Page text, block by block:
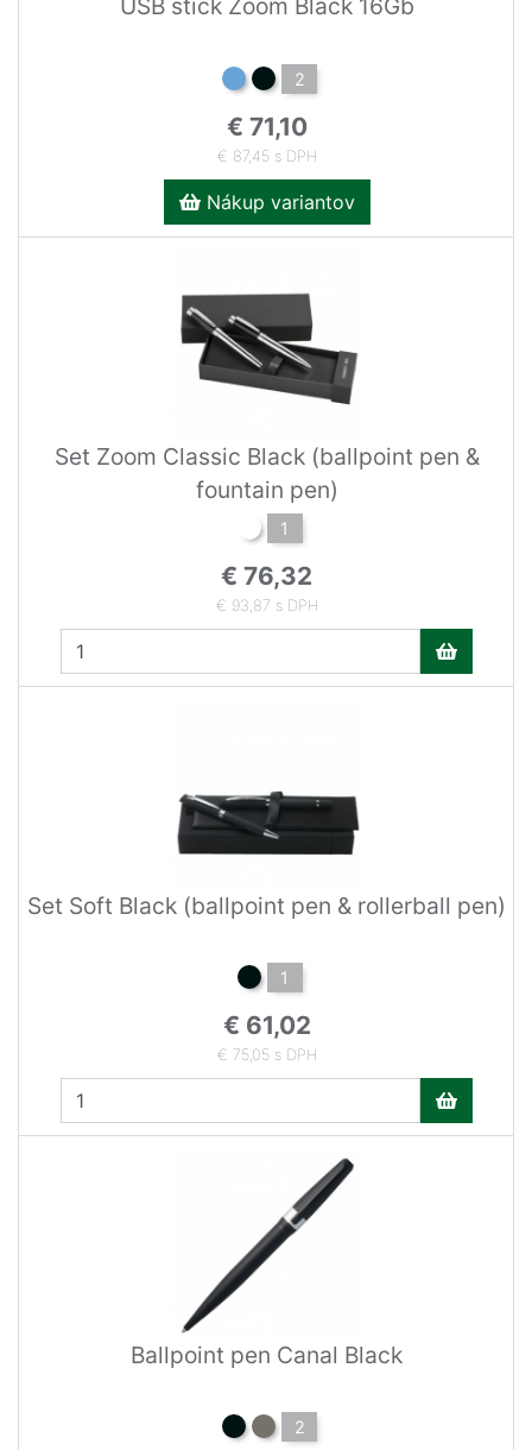
USB stick Zoom Black 16Gb
2
€ 71,10
€ 87,45 s DPH
Nákup variantov
Set Zoom Classic Black (ballpoint pen &
fountain pen)
1
€ 76,32
€ 93,87 s DPH
Set Soft Black (ballpoint pen & rollerball pen)
1
€ 61,02
€ 75,05 s DPH
Ballpoint pen Canal Black
2